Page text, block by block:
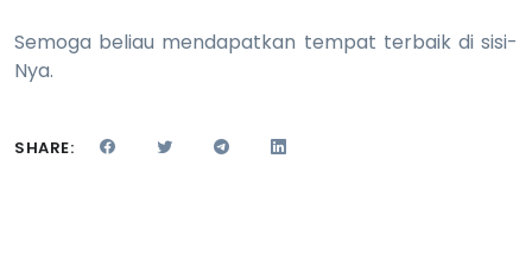
Semoga beliau mendapatkan tempat terbaik di sisi-
Nya.
SHARE: